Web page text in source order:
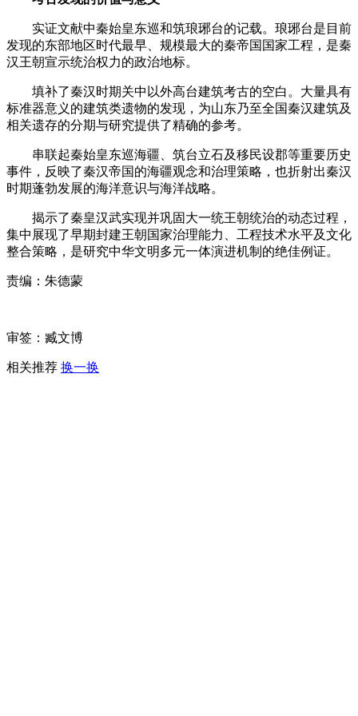
实证文献中秦始皇东巡和筑琅琊台的记载。琅琊台是目前
发现的东部地区时代最早、规模最大的秦帝国国家工程，是秦
汉王朝宣示统治权力的政治地标。
填补了秦汉时期关中以外高台建筑考古的空白。大量具有
标准器意义的建筑类遗物的发现，为山东乃至全国秦汉建筑及
相关遗存的分期与研究提供了精确的参考。
串联起秦始皇东巡海疆、筑台立石及移民设郡等重要历史
事件，反映了秦汉帝国的海疆观念和治理策略，也折射出秦汉
时期蓬勃发展的海洋意识与海洋战略。
揭示了秦皇汉武实现并巩固大一统王朝统治的动态过程，
集中展现了早期封建王朝国家治理能力、工程技术水平及文化
整合策略，是研究中华文明多元一体演进机制的绝佳例证。
责编：朱德蒙
审签：臧文博
相关推荐 换一换